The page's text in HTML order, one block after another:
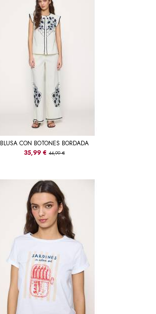
BLUSA CON BOTONES BORDADA
35,99 € 44,99 €